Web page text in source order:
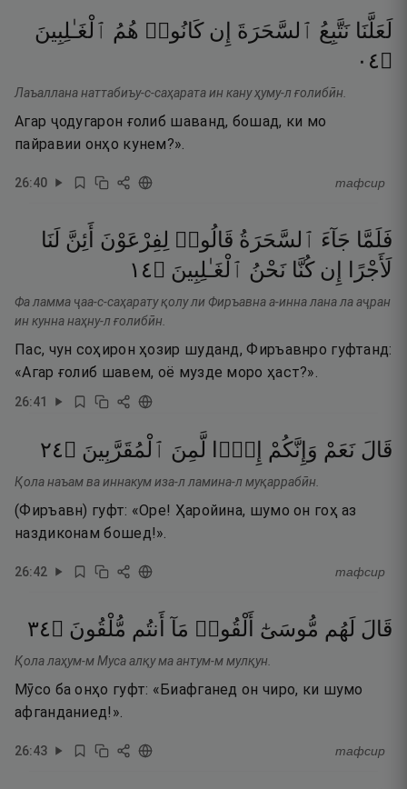
لَعَلَّنَا نَتَّبِعُ ٱلسَّحَرَةَ إِن كَانُوا۟ هُمُ ٱلْغَـٰلِبِينَ
۝٤٠
Лаъаллана наттабиъу-с-саҳарата ин кану ҳуму-л ғолибӣн.
Агар ҷодугарон ғолиб шаванд, бошад, ки мо
пайравии онҳо кунем?».
26:40 тафсир
فَلَمَّا جَآءَ ٱلسَّحَرَةُ قَالُوا۟ لِفِرْعَوْنَ أَئِنَّ لَنَا
لَأَجْرًا
إِن كُنَّا نَحْنُ ٱلْغَـٰلِبِينَ ۝٤١
Фа ламма ҷаа-с-саҳарату қолу ли Фиръавна а-инна лана ла аҷран
ин кунна наҳну-л ғолибӣн.
Пас, чун соҳирон ҳозир шуданд, Фиръавнро гуфтанд:
«Агар ғолиб шавем, оё музде моро ҳаст?».
26:41
قَالَ نَعَمْ وَإِنَّكُمْ إِذًۭا لَّمِنَ ٱلْمُقَرَّبِينَ ۝٤٢
Қола наъам ва иннакум иза-л ламина-л муқаррабӣн.
(Фиръавн) гуфт: «Оре! Ҳаройина, шумо он гоҳ аз
наздиконам бошед!».
26:42 тафсир
قَالَ لَهُم مُّوسَىٰٓ أَلْقُوا۟ مَآ أَنتُم مُّلْقُونَ ۝٤٣
Қола лаҳум-м Муса алқу ма антум-м мулқун.
Мӯсо ба онҳо гуфт: «Биафганед он чиро, ки шумо
афганданиед!».
26:43 тафсир